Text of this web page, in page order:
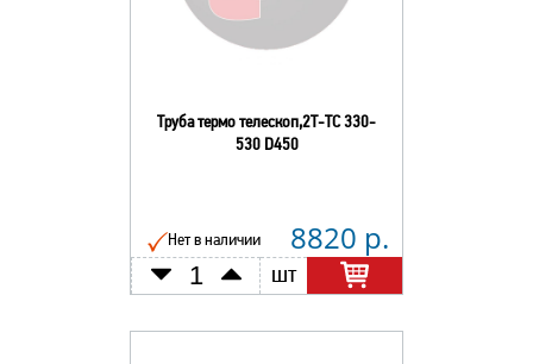
Труба термо телескоп,2Т-ТС 330-
530 D450
Нет в наличии 8820 р.
шт